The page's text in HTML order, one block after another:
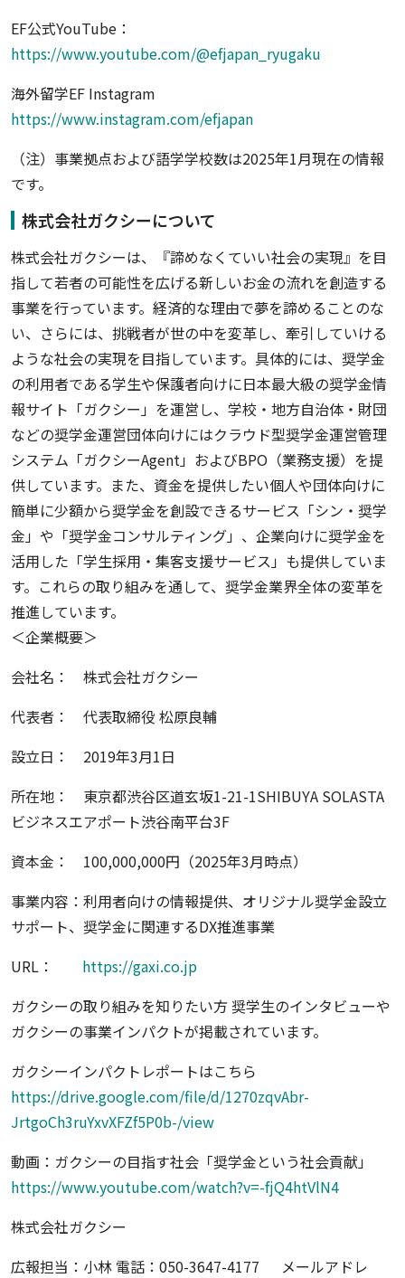
EF公式YouTube：
https://www.youtube.com/@efjapan_ryugaku
海外留学EF Instagram
https://www.instagram.com/efjapan
（注）事業拠点および語学学校数は2025年1月現在の情報
です。
株式会社ガクシーについて
株式会社ガクシーは、『諦めなくていい社会の実現』を目
指して若者の可能性を広げる新しいお金の流れを創造する
事業を行っています。経済的な理由で夢を諦めることのな
い、さらには、挑戦者が世の中を変革し、牽引していける
ような社会の実現を目指しています。具体的には、奨学金
の利用者である学生や保護者向けに日本最大級の奨学金情
報サイト「ガクシー」を運営し、学校・地方自治体・財団
などの奨学金運営団体向けにはクラウド型奨学金運営管理
システム「ガクシーAgent」およびBPO（業務支援）を提
供しています。また、資金を提供したい個人や団体向けに
簡単に少額から奨学金を創設できるサービス「シン・奨学
金」や「奨学金コンサルティング」、企業向けに奨学金を
活用した「学生採用・集客支援サービス」も提供していま
す。これらの取り組みを通して、奨学金業界全体の変革を
推進しています。
＜企業概要＞
会社名： 株式会社ガクシー
代表者： 代表取締役 松原良輔
設立日： 2019年3月1日
所在地： 東京都渋谷区道玄坂1-21-1SHIBUYA SOLASTA
ビジネスエアポート渋谷南平台3F
資本金： 100,000,000円（2025年3月時点）
事業内容：利用者向けの情報提供、オリジナル奨学金設立
サポート、奨学金に関連するDX推進事業
URL： https://gaxi.co.jp
ガクシーの取り組みを知りたい方 奨学生のインタビューや
ガクシーの事業インパクトが掲載されています。
ガクシーインパクトレポートはこちら
https://drive.google.com/file/d/1270zqvAbr-
JrtgoCh3ruYxvXFZf5P0b-/view
動画：ガクシーの目指す社会「奨学金という社会貢献」
https://www.youtube.com/watch?v=-fjQ4htVlN4
株式会社ガクシー
広報担当：小林 電話：050-3647-4177 メールアドレ